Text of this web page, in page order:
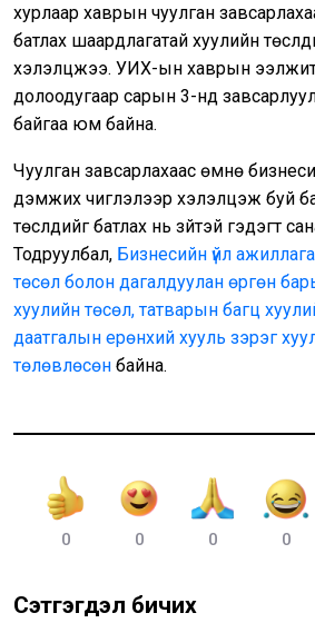
хурлаар хаврын чуулган
батлах шаардлагатай хуулийн
хэлэлцжээ. УИХ-ын хаврын ээлжит
долоодугаар сарын 3-нд
байгаа юм байна.
Чуулган завсарлахаас өмнө
дэмжих чиглэлээр хэлэлцэж буй
төслүүдийг батлах нь зүйтэй гэдэгт
Тодруулбал, Бизнесийн үйл
төсөл болон дагалдуулан өргөн
хуулийн төсөл, татварын багц
даатгалын ерөнхий хууль зэрэг
төлөвлөсөн байна.
0 0 0 0
Сэтгэгдэл бичих